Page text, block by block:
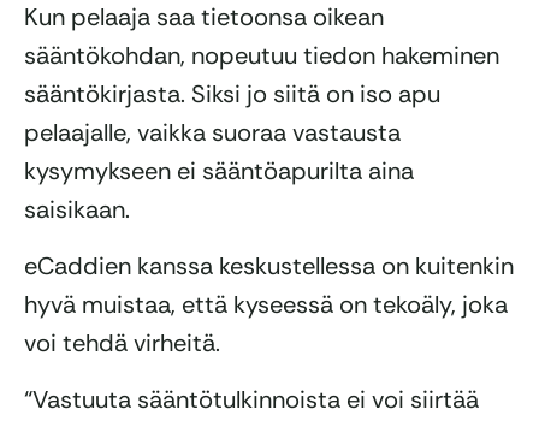
Kun pelaaja saa tietoonsa oikean
sääntökohdan, nopeutuu tiedon hakeminen
sääntökirjasta. Siksi jo siitä on iso apu
pelaajalle, vaikka suoraa vastausta
kysymykseen ei sääntöapurilta aina
saisikaan.
eCaddien kanssa keskustellessa on kuitenkin
hyvä muistaa, että kyseessä on tekoäly, joka
voi tehdä virheitä.
“Vastuuta sääntötulkinnoista ei voi siirtää